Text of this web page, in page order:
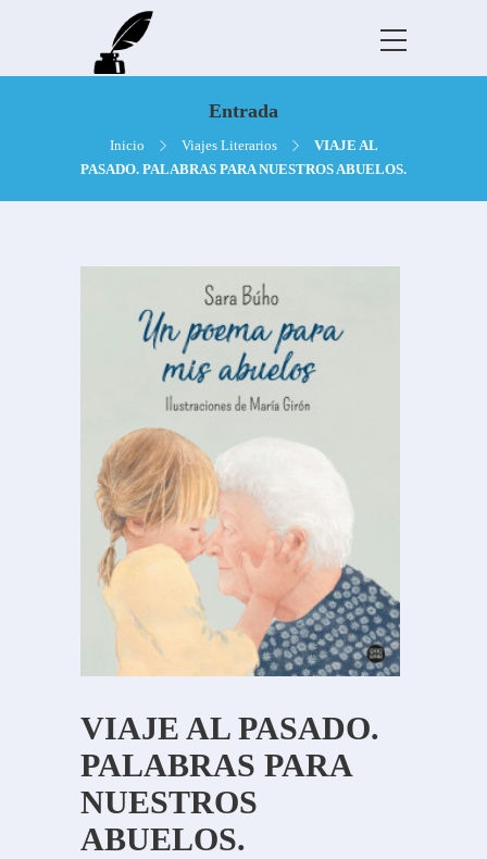
Entrada
Inicio Viajes Literarios
VIAJE AL
PASADO. PALABRAS PARA NUESTROS ABUELOS.
VIAJE AL PASADO.
PALABRAS PARA
NUESTROS
ABUELOS.